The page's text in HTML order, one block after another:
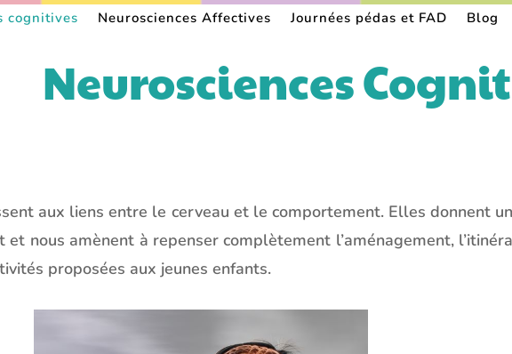
cognitives Neurosciences Affectives Journées pédas et FAD Blog
Neurosciences
aux liens entre le cerveau et le comportement. Elles donnent
nous amènent à repenser complètement l’aménagement,
proposées aux jeunes enfants.